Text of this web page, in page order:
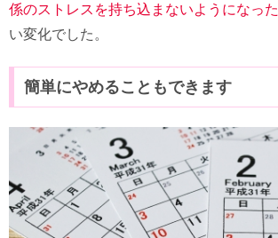
係のストレスを持ち込まないようになった
い変化でした。
簡単にやめることもできます